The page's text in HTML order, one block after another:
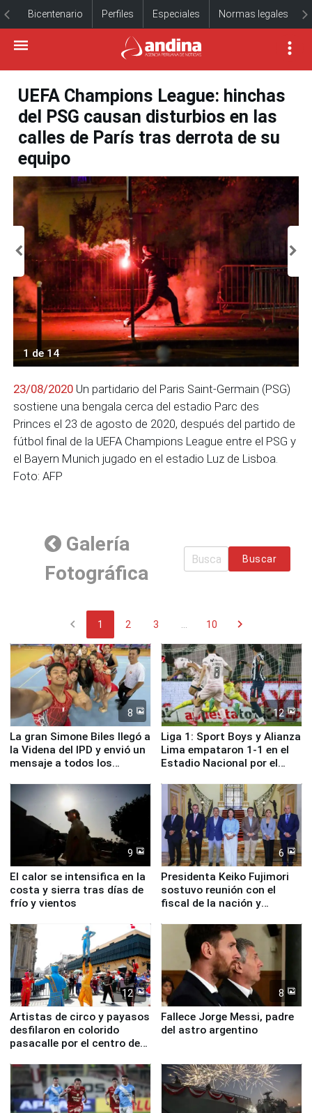
Bicentenario Perfiles Especiales Normas legales
UEFA Champions League: hinchas
del PSG causan disturbios en las
calles de París tras derrota de su
equipo
1 de 14
23/08/2020 Un partidario del Paris Saint-Germain (PSG)
sostiene una bengala cerca del estadio Parc des
Princes el 23 de agosto de 2020, después del partido de
fútbol final de la UEFA Champions League entre el PSG y
el Bayern Munich jugado en el estadio Luz de Lisboa.
Foto: AFP
Galería
Fotográfica
Buscar
chevron_left 1 2 3 ... 10 chevron_right
8
La gran Simone Biles llegó a
la Videna del IPD y envió un
mensaje a todos los
12
Liga 1: Sport Boys y Alianza
Lima empataron 1-1 en el
Estadio Nacional por el
9
El calor se intensifica en la
costa y sierra tras días de
frío y vientos
6
Presidenta Keiko Fujimori
sostuvo reunión con el
fiscal de la nación y
12
Artistas de circo y payasos
desfilaron en colorido
pasacalle por el centro de
8
Fallece Jorge Messi, padre
del astro argentino